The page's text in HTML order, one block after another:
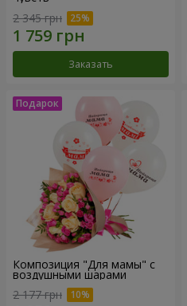
2 345 грн
Заказать
Композиция "Для мамы" с
воздушными шарами
2 177 грн